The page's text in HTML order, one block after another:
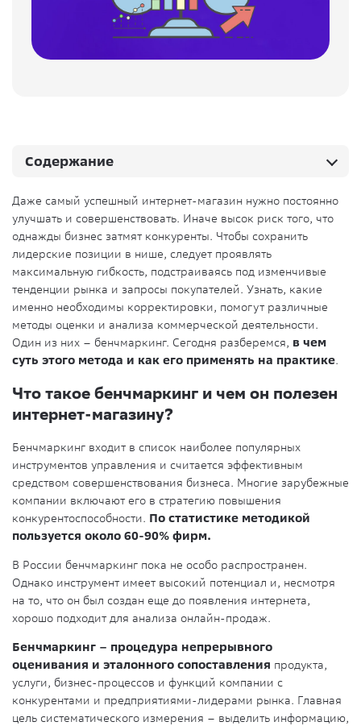
Даже самый успешный интернет-магазин нужно постоянно
улучшать и совершенствовать. Иначе высок риск того, что
однажды бизнес затмят конкуренты. Чтобы сохранить
лидерские позиции в нише, следует проявлять
максимальную гибкость, подстраиваясь под изменчивые
тенденции рынка и запросы покупателей. Узнать, какие
именно необходимы корректировки, помогут различные
методы оценки и анализа коммерческой деятельности.
Один из них – бенчмаркинг. Сегодня разберемся, в чем
суть этого метода и как его применять на практике.
Что такое бенчмаркинг и чем он полезен
интернет-магазину?
Бенчмаркинг входит в список наиболее популярных
инструментов управления и считается эффективным
средством совершенствования бизнеса. Многие зарубежные
компании включают его в стратегию повышения
конкурентоспособности. По статистике методикой
пользуется около 60-90% фирм.
В России бенчмаркинг пока не особо распространен.
Однако инструмент имеет высокий потенциал и, несмотря
на то, что он был создан еще до появления интернета,
хорошо подходит для анализа онлайн-продаж.
Бенчмаркинг – процедура непрерывного
оценивания и эталонного сопоставления продукта,
услуги, бизнес-процессов и функций компании с
конкурентами и предприятиями-лидерами рынка. Главная
цель систематического измерения – выделить информацию,
Содержание